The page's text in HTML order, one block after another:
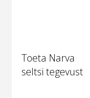
Toeta Narva
seltsi tegevust